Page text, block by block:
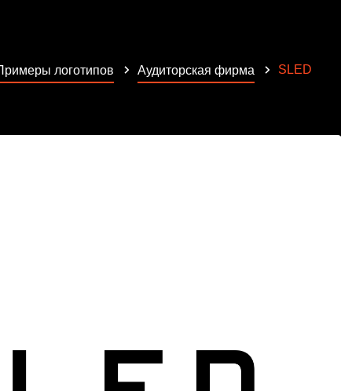
логотипов Аудиторская фирма SLED